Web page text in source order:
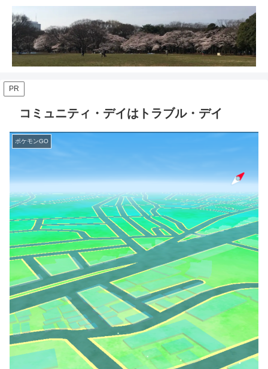
PR
コミュニティ・デイはトラブル・デイ
ポケモンGO